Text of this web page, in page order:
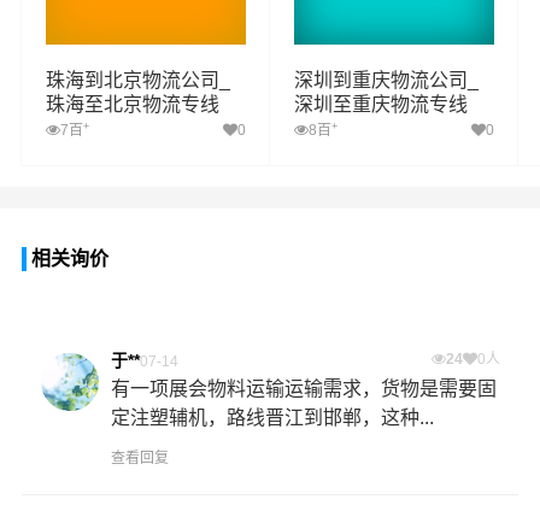
珠海到北京物流公司_
珠海至北京物流专线
7百 + 0
深圳到重庆物流公司_
深圳至重庆物流专线
8百 + 0
相关询价
于**07-14 24 0人
有一项展会物料运输运输需求，货物是需要固
定注塑辅机，路线晋江到邯郸，这种...
查看回复